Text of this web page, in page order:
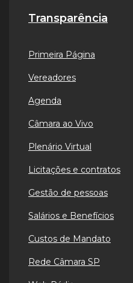
Transparência
Primeira Página
Vereadores
Agenda
Câmara ao Vivo
Plenário Virtual
Licitações e contratos
Gestão de pessoas
Salários e Benefícios
Custos de Mandato
Rede Câmara SP